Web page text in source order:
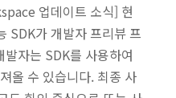
업데이트 소식] 현
SDK가 개발자 프리뷰 프
자는 SDK를 사용하여
올 수 있습니다. 최종 사